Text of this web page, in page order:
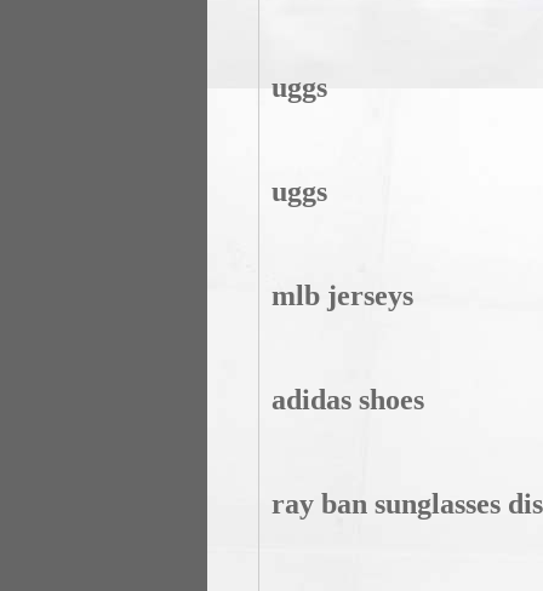
uggs
uggs
mlb jerseys
adidas shoes
ray ban sunglasses